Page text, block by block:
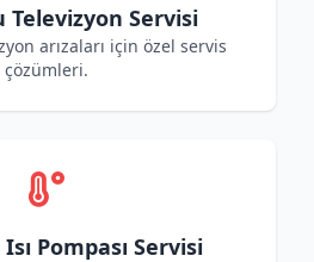
Televizyon Servisi
arızaları için özel servis
çözümleri.
Pompası Servisi